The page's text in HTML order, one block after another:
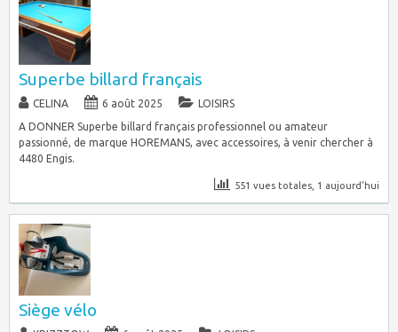
Superbe billard français
CELINA 6 août 2025
LOISIRS
A DONNER Superbe billard français professionnel ou amateur
passionné, de marque HOREMANS, avec accessoires, à venir chercher à
4480 Engis.
551 vues totales, 1 aujourd'hui
Siège vélo